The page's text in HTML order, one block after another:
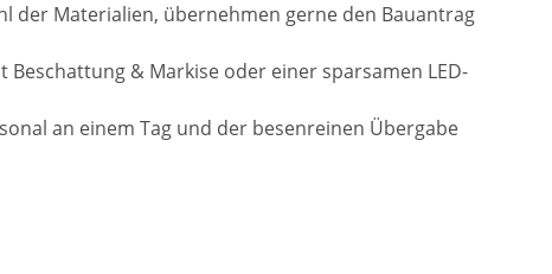
der Materialien, übernehmen gerne den Bauantrag
& Markise oder einer sparsamen LED-
an einem Tag und der besenreinen Übergabe